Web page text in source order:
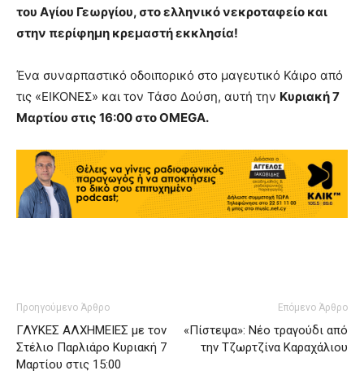
του Αγίου Γεωργίου, στο ελληνικό νεκροταφείο και
στην περίφημη κρεμαστή εκκλησία!
Ένα συναρπαστικό οδοιπορικό στο μαγευτικό Κάιρο από
τις «ΕΙΚΟΝΕΣ» και τον Τάσο Δούση, αυτή την Κυριακή 7
Μαρτίου στις 16:00 στοOMEGA.
Προηγούμενο Άρθρο
ΓΛΥΚΕΣ ΑΛΧΗΜΕΙΕΣ με τον
Στέλιο Παρλιάρο Κυριακή 7
Μαρτίου στις 15:00
Επόμενο Άρθρο
«Πίστεψα»: Νέο τραγούδι από
την Τζωρτζίνα Καραχάλιου